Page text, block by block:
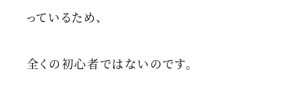
っているため、
全くの初心者ではないのです。